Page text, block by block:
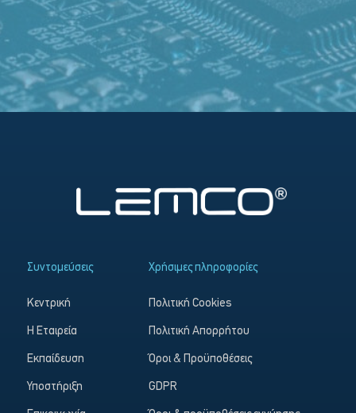
Συντομεύσεις
Κεντρική
Η Εταιρεία
Εκπαίδευση
Υποστήριξη
Χρήσιμες πληροφορίες
Πολιτική Cookies
Πολιτική Απορρήτου
Όροι & Προϋποθέσεις
GDPR